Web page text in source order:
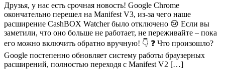
Друзья, у нас есть срочная новость! Google Chrome
окончательно перешел на Manifest V3, из-за чего наше
расширение CashBOX Watcher было отключено 😢 Если вы
заметили, что оно больше не работает, не переживайте – пока
его можно включить обратно вручную! 👇 ❓ Что произошло?
Google постепенно обновляет систему работы браузерных
расширений, полностью переходя с Manifest V2 […]